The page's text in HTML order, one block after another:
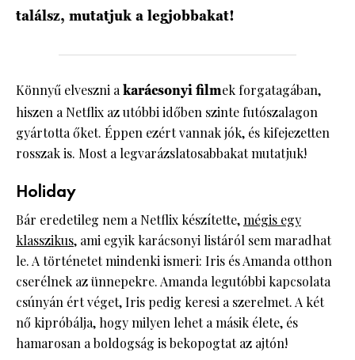
találsz, mutatjuk a legjobbakat!
Könnyű elveszni akarácsonyi filmek forgatagában,
hiszen a Netflix az utóbbi időben szinte futószalagon
gyártotta őket. Éppen ezért vannak jók, és kifejezetten
rosszak is. Most a legvarázslatosabbakat mutatjuk!
Holiday
Bár eredetileg nem a Netflix készítette,mégis egy
klasszikus, ami egyik karácsonyi listáról sem maradhat
le. A történetet mindenki ismeri: Iris és Amanda otthon
cserélnek az ünnepekre. Amanda legutóbbi kapcsolata
csúnyán ért véget, Iris pedig keresi a szerelmet. A két
nő kipróbálja, hogy milyen lehet a másik élete, és
hamarosan a boldogság is bekopogtat az ajtón!